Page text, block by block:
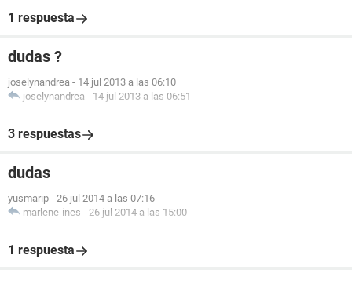
1 respuesta
dudas ?
joselynandrea - 14 jul 2013 a las 06:10
joselynandrea - 14 jul 2013 a las 06:51
3 respuestas
dudas
yusmarip - 26 jul 2014 a las 07:16
marlene-ines - 26 jul 2014 a las 15:00
1 respuesta